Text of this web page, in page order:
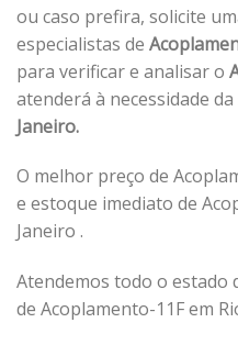
ou caso prefira, solicite
especialistas de
para verificar e analisar o
atenderá à necessidade
Janeiro.
O melhor preço de
e estoque imediato de
Janeiro .
Atendemos todo o estado
de Acoplamento-11F em